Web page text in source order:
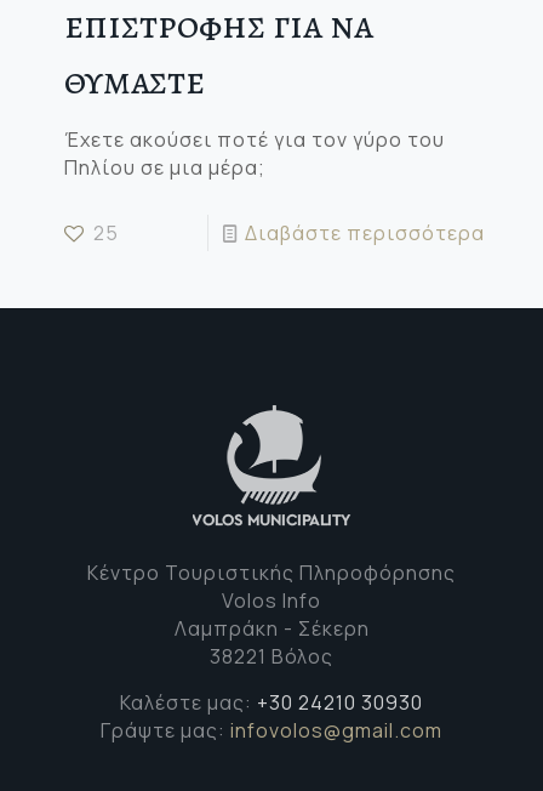
επιστροφης για να
θυμαστε
Έχετε ακούσει ποτέ για τον γύρο του
Πηλίου σε μια μέρα;
25 Διαβάστε περισσότερα
Κέντρο Τουριστικής Πληροφόρησης
Volos Info
Λαμπράκη - Σέκερη
38221 Βόλος
Καλέστε μας: +30 24210 30930
Γράψτε μας: infovolos@gmail.com